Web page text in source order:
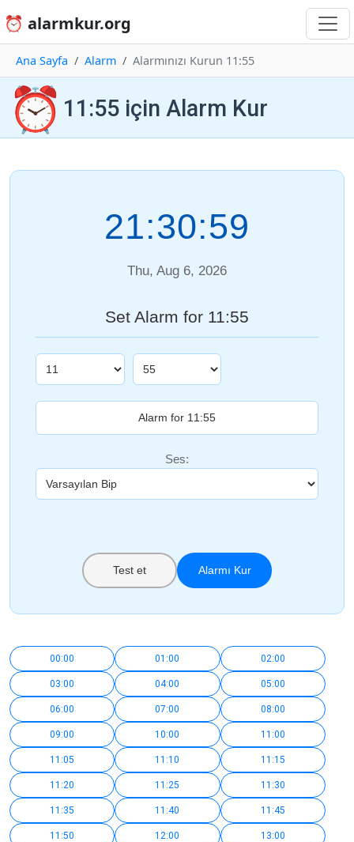
⏰ alarmkur.org
Ana Sayfa Alarm Alarmınızı Kurun 11:55
⏰ 11:55 için Alarm Kur
21:30:59
Thu, Aug 6, 2026
Set Alarm for 11:55
Ses:
Test et Alarmı Kur
00:00 01:00 02:00
03:00 04:00 05:00
06:00 07:00 08:00
09:00 10:00 11:00
11:05 11:10 11:15
11:20 11:25 11:30
11:35 11:40 11:45
11:50 12:00 13:00